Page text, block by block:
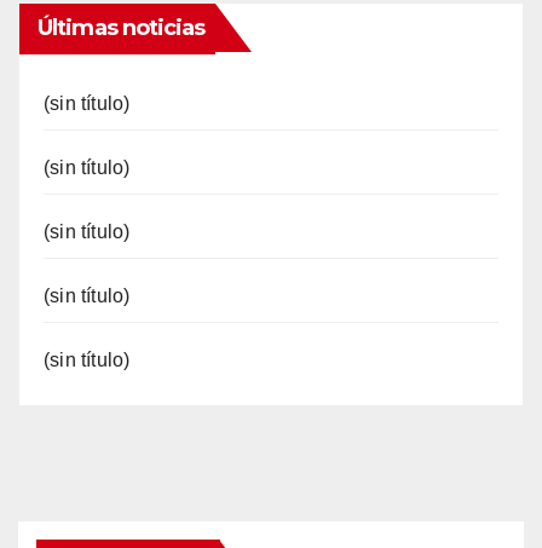
Últimas noticias
(sin título)
(sin título)
(sin título)
(sin título)
(sin título)